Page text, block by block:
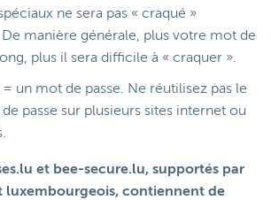
ne sera pas « craqué »
manière générale, plus votre mot de
plus il sera difficile à « craquer ».
un mot de passe. Ne réutilisez pas le
passe sur plusieurs sites internet ou
et bee-secure.lu, supportés par
luxembourgeois, contiennent de